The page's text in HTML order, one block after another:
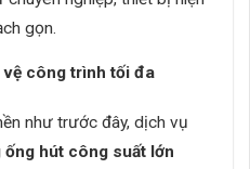
gọn.
công trình tối đa
như trước đây, dịch vụ
ống hút công suất lớn